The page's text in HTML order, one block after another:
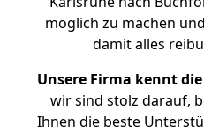
möglich zu machen und
damit alles
Unsere Firma kennt
wir sind stolz darauf,
Ihnen die beste